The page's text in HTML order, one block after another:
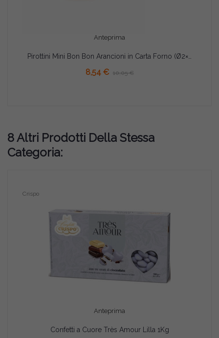
Anteprima
8,54 € 10,05 €
8 Altri Prodotti Della Stessa
Categoria:
Anteprima
Crispo
Confetti a Cuore Très Amour Lilla 1Kg